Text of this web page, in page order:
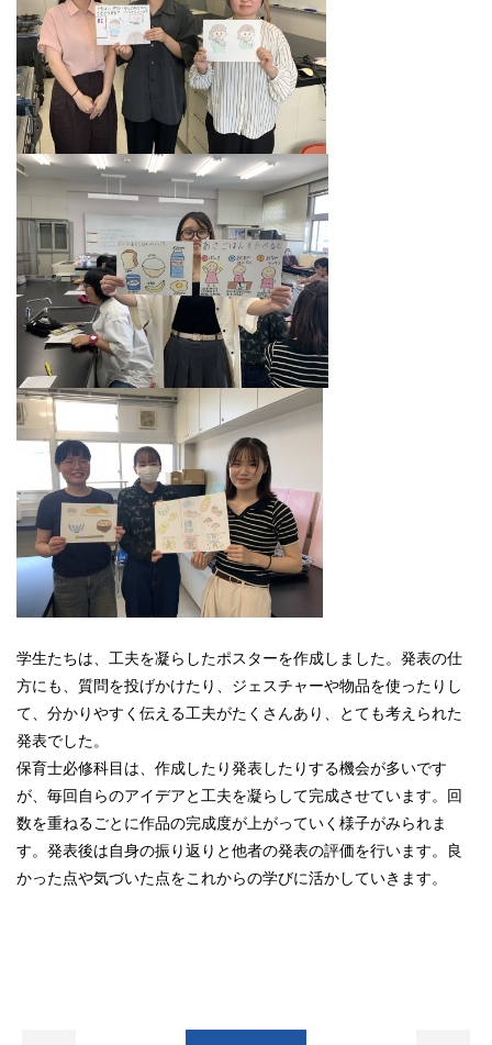
学生たちは、工夫を凝らしたポスターを作成しました。発表の仕
方にも、質問を投げかけたり、ジェスチャーや物品を使ったりし
て、分かりやすく伝える工夫がたくさんあり、とても考えられた
発表でした。
保育士必修科目は、作成したり発表したりする機会が多いです
が、毎回自らのアイデアと工夫を凝らして完成させています。回
数を重ねるごとに作品の完成度が上がっていく様子がみられま
す。 発表後は自身の振り返りと他者の発表の評価を行います。良
かった点や気づいた点をこれからの学びに活かしていきます。